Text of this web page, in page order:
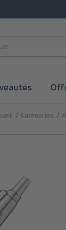
Catégories